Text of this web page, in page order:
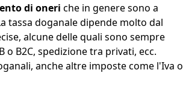
di oneri che in genere sono a
tassa doganale dipende molto dal
alcune delle quali sono sempre
B2C, spedizione tra privati, ecc.
anche altre imposte come l'Iva o